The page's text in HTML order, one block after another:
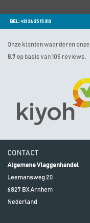
BEL: +31 26 35 15 313
Onze klanten waarderen
8.7 op basis van 105 reviews.
CONTACT
Algemene Vlaggenhandel
Leemansweg 20
6827 BXArnhem
Nederland